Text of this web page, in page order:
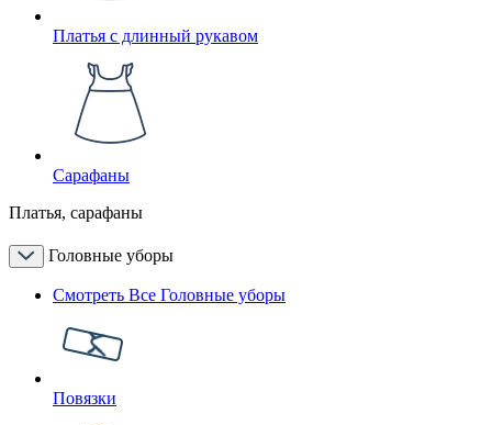
Платья с длинный рукавом
Сарафаны
Платья, сарафаны
Головные уборы
Смотреть Все Головные уборы
Повязки